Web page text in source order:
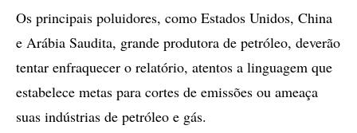
Os principais poluidores, como Estados Unidos, China
e Arábia Saudita, grande produtora de petróleo, deverão
tentar enfraquecer o relatório, atentos a linguagem que
estabelece metas para cortes de emissões ou ameaça
suas indústrias de petróleo e gás.